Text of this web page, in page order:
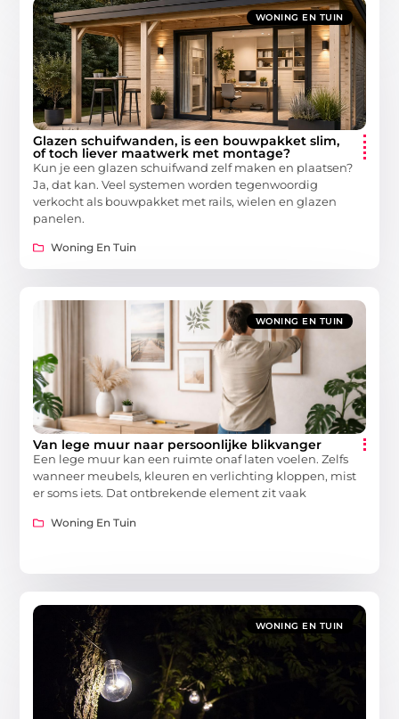
WONING EN TUIN
Glazen schuifwanden, is een bouwpakket slim,
of toch liever maatwerk met montage?
Kun je een glazen schuifwand zelf maken en plaatsen?
Ja, dat kan. Veel systemen worden tegenwoordig
verkocht als bouwpakket met rails, wielen en glazen
panelen.
Woning En Tuin
WONING EN TUIN
Van lege muur naar persoonlijke blikvanger
Een lege muur kan een ruimte onaf laten voelen. Zelfs
wanneer meubels, kleuren en verlichting kloppen, mist
er soms iets. Dat ontbrekende element zit vaak
Woning En Tuin
WONING EN TUIN